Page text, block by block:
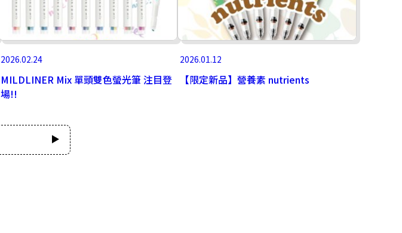
2026.02.24
MILDLINER Mix 單頭雙色螢光筆 注目登
場!!
2026.01.12
【限定新品】營養素 nutrients